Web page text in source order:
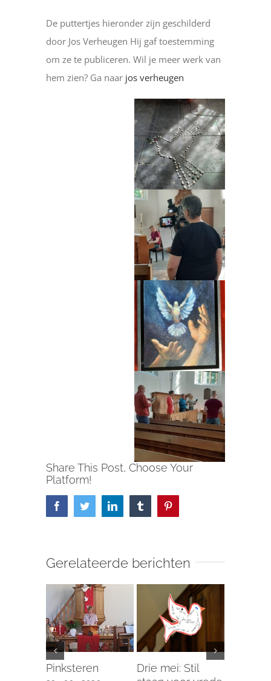
De puttertjes hieronder zijn geschilderd
door Jos Verheugen Hij gaf toestemming
om ze te publiceren. Wil je meer werk van
hem zien? Ga naar jos verheugen
Share This Post, Choose Your
Platform!
FacebookTwitterLinkedIn Tumblr
Gerelateerde berichten
Pinksteren
Drie mei: Stil